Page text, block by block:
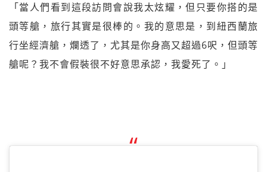
「當人們看到這段訪問會說我太炫耀，但只要你搭的是
頭等艙，旅行其實是很棒的。我的意思是，到紐西蘭旅
行坐經濟艙，爛透了，尤其是你身高又超過6呎，但頭等
艙呢？我不會假裝很不好意思承認，我愛死了。」